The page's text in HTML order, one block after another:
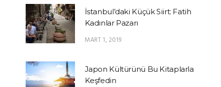
İstanbul’daki Küçük Siirt: Fatih
Kadınlar Pazarı
MART 1, 2019
Japon Kültürünü Bu Kitaplarla
Keşfedin